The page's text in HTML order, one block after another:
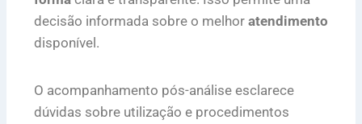
decisão informada sobre o melhor atendimento
disponível.
O acompanhamento pós-análise esclarece
dúvidas sobre utilização e procedimentos